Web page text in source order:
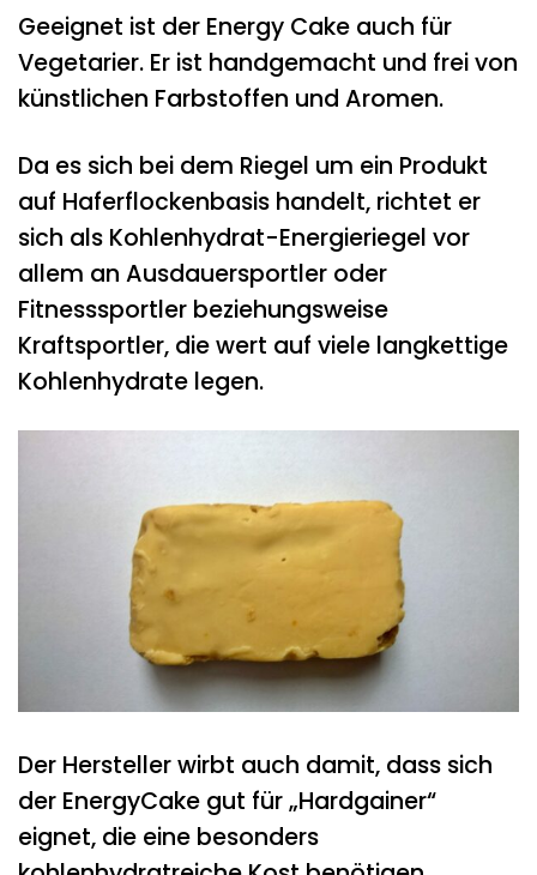
Geeignet ist der Energy Cake auch für
Vegetarier. Er ist handgemacht und frei von
künstlichen Farbstoffen und Aromen.
Da es sich bei dem Riegel um ein Produkt
auf Haferflockenbasis handelt, richtet er
sich als Kohlenhydrat-Energieriegel vor
allem an Ausdauersportler oder
Fitnesssportler beziehungsweise
Kraftsportler, die wert auf viele langkettige
Kohlenhydrate legen.
Der Hersteller wirbt auch damit, dass sich
der EnergyCake gut für „Hardgainer“
eignet, die eine besonders